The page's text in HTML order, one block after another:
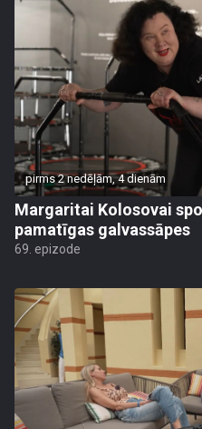
pirms 2 nedēļām, 4 dienām
Margaritai Kolosovai
pamatīgas galvassāpes
69. epizode